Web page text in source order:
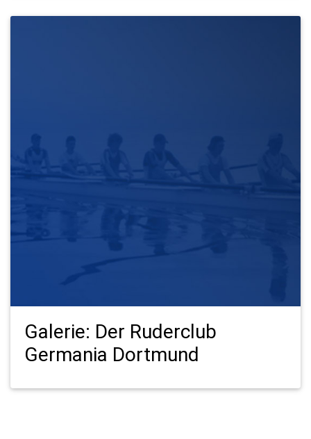
Galerie: Der Ruderclub
Germania Dortmund